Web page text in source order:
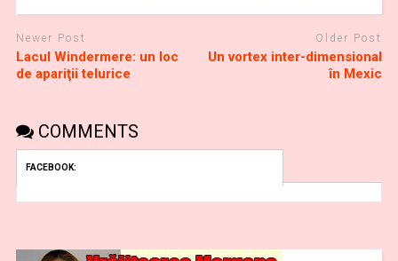
Newer Post
Lacul Windermere: un loc
de apariţii telurice
Older Post
Un vortex inter-dimensional
în Mexic
COMMENTS
FACEBOOK: